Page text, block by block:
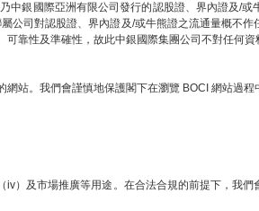
銀國際亞洲有限公司發行的認股證、界內證及/
司對認股證、界內證及/或牛熊證之流通量概不
靠性及準確性，故此中銀國際集團公司不對任何資
站。我們會謹慎地保護閣下在瀏覽 BOCI 網站過程
及市場推廣等用途。在合法合規的前提下，我